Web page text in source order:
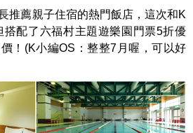
推薦親子住宿的熱門飯店，這次和K
搭配了六福村主題遊樂園門票5折優
！(K小編OS：整整7月喔，可以好